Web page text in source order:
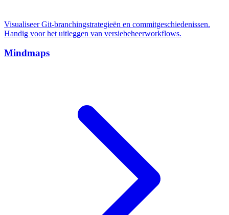
Visualiseer Git-branchingstrategieën en commitgeschiedenissen.
Handig voor het uitleggen van versiebeheerworkflows.
Mindmaps